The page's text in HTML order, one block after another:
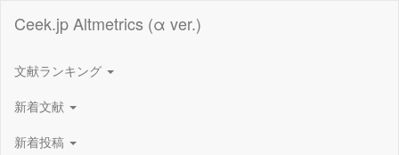
Ceek.jp Altmetrics (α ver.)
文献ランキング
新着文献
新着投稿